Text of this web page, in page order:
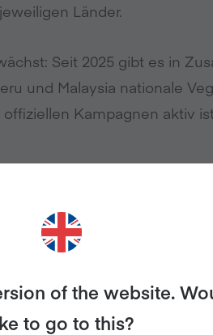
Länder.
Seit 2025 gibt es in
und Malaysia nationale
Kampagnen aktiv
eine von Veganuary
entwickelt und auf den
Kampagne läuft vom 01.
of the website.
to go to this?